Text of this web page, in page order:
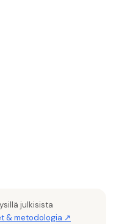
julkisista
& metodologia ↗